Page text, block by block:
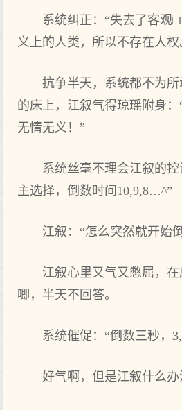
系统纠正：“失去了客观
义上的人类，所以不存在人权
抗争半天，系统都不为
的床上，江叙气得琼瑶附身
无情无义！”
系统丝毫不理会江叙的
主选择，倒数时间10,9,8…^”
江叙：“怎么突然就开始
江叙心里又气又憋屈，
唧，半天不回答。
系统催促：“倒数三秒，
好气啊，但是江叙什么办